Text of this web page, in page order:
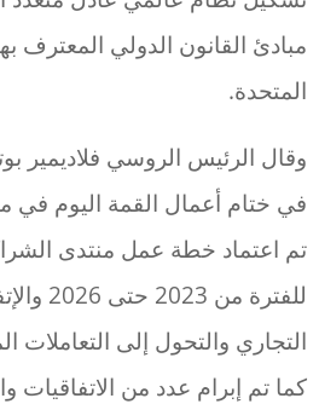
مبادئ القانون الدولي المعترف
المتحدة.
وقال الرئيس الروسي فلاديمير
في ختام أعمال القمة اليوم في
تم اعتماد خطة عمل منتدى
للفترة
التجاري والتحول إلى التعاملات
كما تم إبرام عدد من الاتفاقيات